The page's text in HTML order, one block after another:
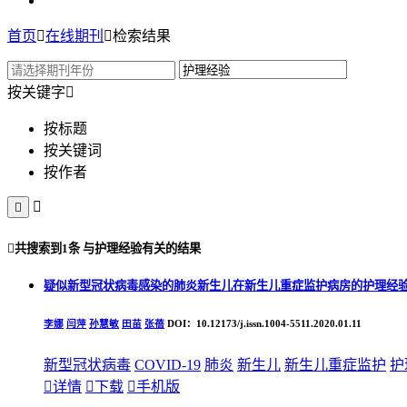
首页在线期刊 检索结果
按关键字
按标题
按关键词
按作者
 
共搜索到 1条与护理经验有关的结果
疑似新型冠状病毒感染的肺炎新生儿在新生儿重症监护病房的护理经
李娜 闫萍 孙慧敏 田苗 张蓓 DOI：10.12173/j.issn.1004-5511.2020.01.11
新型冠状病毒 COVID-19 肺炎 新生儿 新生儿重症监护 护
详情 下载 手机版